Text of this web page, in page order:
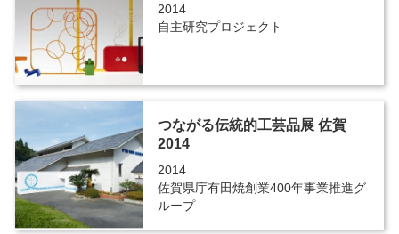
2014
自主研究プロジェクト
つながる伝統的工芸品展 佐賀
2014
2014
佐賀県庁有田焼創業400年事業推進グ
ループ